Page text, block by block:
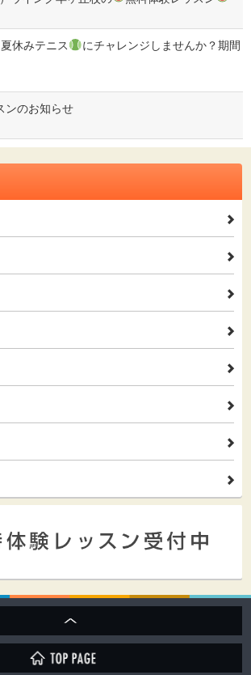
夏休みテニス
にチャレンジしませんか？期間
ンのお知らせ
2
2
2
2
2
2
2
2